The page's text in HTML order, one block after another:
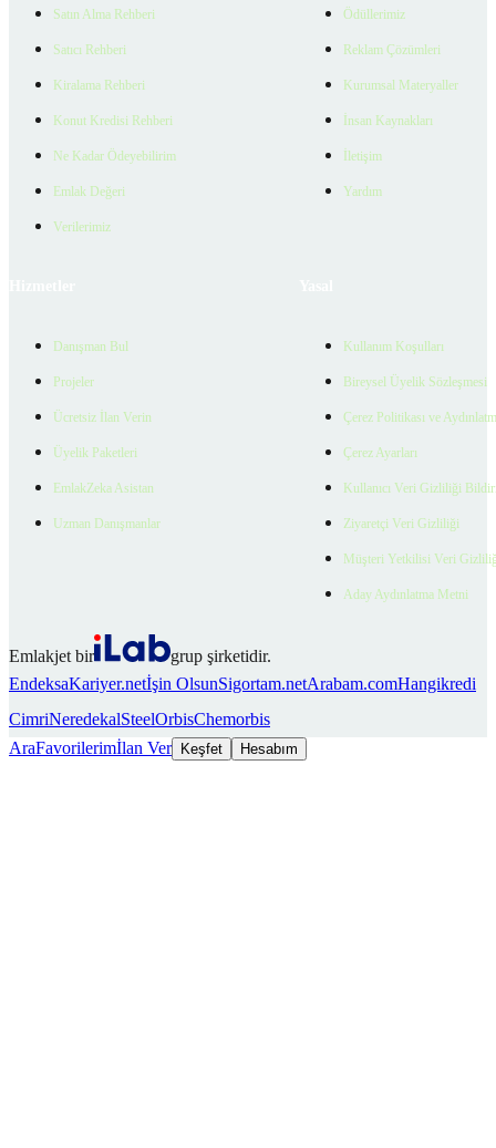
Satın Alma Rehberi
Satıcı Rehberi
Kiralama Rehberi
Konut Kredisi Rehberi
Ne Kadar Ödeyebilirim
Emlak Değeri
Verilerimiz
Ödüllerimiz
Reklam Çözümleri
Kurumsal Materyaller
İnsan Kaynakları
İletişim
Yardım
Danışman Bul
Projeler
Ücretsiz İlan Verin
Üyelik Paketleri
EmlakZeka Asistan
Uzman Danışmanlar
Kullanım Koşulları
Bireysel Üyelik Sözleşmesi
Çerez Politikası ve
Çerez Ayarları
Kullanıcı Veri Gizliliği
Ziyaretçi Veri Gizliliği
Müşteri Yetkilisi Veri
Aday Aydınlatma Metni
Emlakjet bir
grup şirketidir.
EndeksaKariyer.netİşin OlsunSigortam.netArabam.comHangikredi
CimriNeredekalSteelOrbisChemorbis
AraFavorilerimİlan Ver Keşfet Hesabım